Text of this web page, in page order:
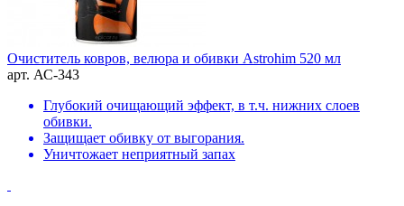
Очиститель ковров, велюра и обивки Astrohim 520 мл
арт. АС-343
Глубокий очищающий эффект, в т.ч. нижних слоев
обивки.
Защищает обивку от выгорания.
Уничтожает неприятный запах